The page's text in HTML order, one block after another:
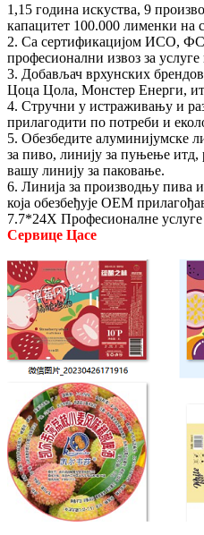
1,15 година искуства, 9
капацитет 100.000 лименки на
2. Са сертификацијом ИСО,
професионални извоз за
3. Добављач врхунских
Цоца Цола, Монстер Енерги,
4. Стручни у истраживању и
прилагодити по потреби и
5. Обезбедите алуминијумске
за пиво, линију за пуњење итд,
вашу линију за паковање.
6. Линија за производњу пива
која обезбеђује ОЕМ
7.7*24Х Професионалне услуге
Сервице Цасе